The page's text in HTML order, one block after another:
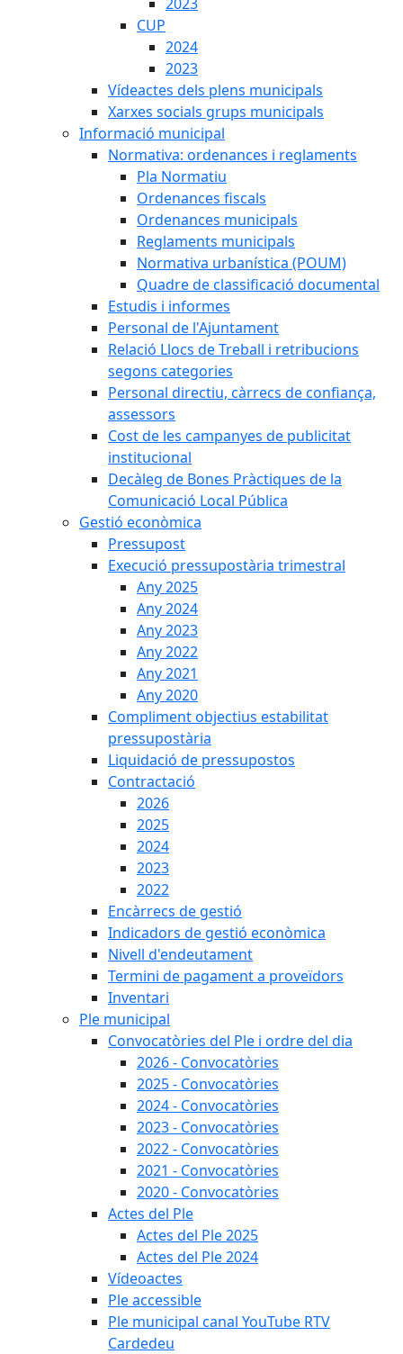
CUP
2024
2023
Vídeactes dels plens municipals
Xarxes socials grups municipals
Informació municipal
Normativa: ordenances i reglaments
Pla Normatiu
Ordenances fiscals
Ordenances municipals
Reglaments municipals
Normativa urbanística (POUM)
Quadre de classificació documental
Estudis i informes
Personal de l'Ajuntament
Relació Llocs de Treball i retribucions
segons categories
Personal directiu, càrrecs de confiança,
assessors
Cost de les campanyes de publicitat
institucional
Decàleg de Bones Pràctiques de la
Comunicació Local Pública
Gestió econòmica
Pressupost
Execució pressupostària trimestral
Any 2025
Any 2024
Any 2023
Any 2022
Any 2021
Any 2020
Compliment objectius estabilitat
pressupostària
Liquidació de pressupostos
Contractació
2026
2025
2024
2023
2022
Encàrrecs de gestió
Indicadors de gestió econòmica
Nivell d'endeutament
Termini de pagament a proveïdors
Inventari
Ple municipal
Convocatòries del Ple i ordre del dia
2026 - Convocatòries
2025 - Convocatòries
2024 - Convocatòries
2023 - Convocatòries
2022 - Convocatòries
2021 - Convocatòries
2020 - Convocatòries
Actes del Ple
Actes del Ple 2025
Actes del Ple 2024
Vídeoactes
Ple accessible
Ple municipal canal YouTube RTV
Cardedeu